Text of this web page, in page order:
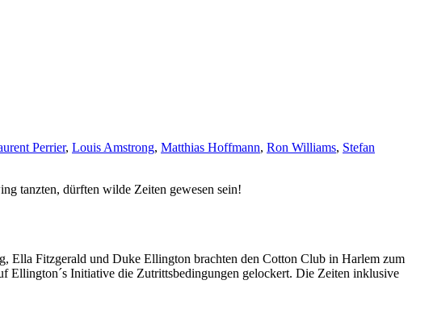
Perrier, Louis Amstrong, Matthias Hoffmann, Ron Williams, Stefan
tanzten, dürften wilde Zeiten gewesen sein!
Ella Fitzgerald und Duke Ellington brachten den Cotton Club in Harlem zum
Ellington´s Initiative die Zutrittsbedingungen gelockert. Die Zeiten inklusive